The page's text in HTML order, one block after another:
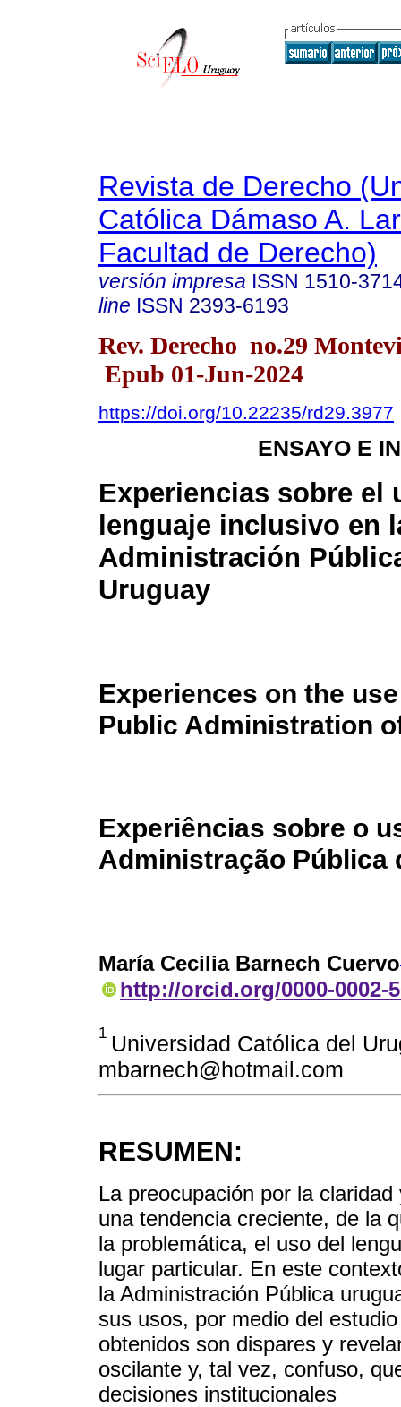
Revista de Derecho
Católica Dámaso A.
Facultad de Derecho)
versión impresa ISSN 1510-
line ISSN 2393-6193
Rev. Derecho no.29
Epub 01-Jun-2024
https://doi.org/10.22235/rd29.3977
ENSAYO E
Experiencias sobre el
lenguaje inclusivo en
Administración
Uruguay
Experiences on the
Public Administration
Experiências sobre o
Administração Pública
María Cecilia Barnech Cuervo
http://orcid.org/0000-0002-
1 Universidad Católica del
mbarnech@hotmail.com
RESUMEN:
La preocupación por la
una tendencia creciente, de la
la problemática, el uso del
lugar particular. En este
la Administración Pública
sus usos, por medio del
obtenidos son dispares y
oscilante y, tal vez, confuso,
decisiones institucionales